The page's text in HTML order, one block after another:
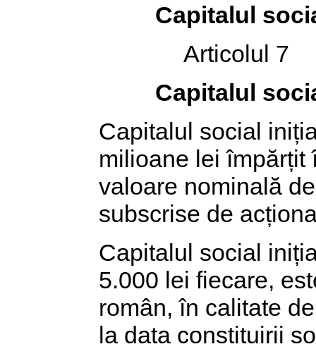
Capitalul
Articolul 7
Capitalul
Capitalul social
milioane lei împărțit
valoare nominală
subscrise de
Capitalul social
5.000 lei fiecare,
român, în calitate
la data constituirii